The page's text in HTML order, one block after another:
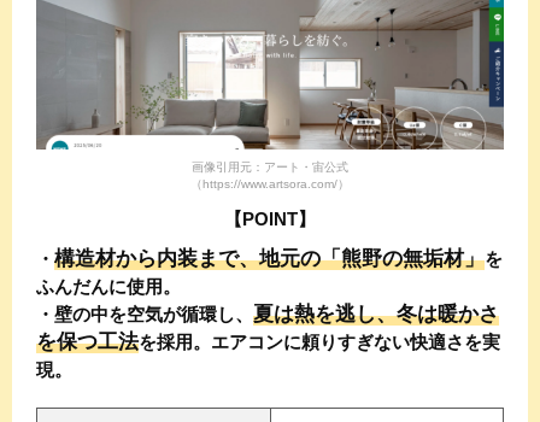
画像引用元：アート・宙公式
（https://www.artsora.com/）
【POINT】
・ 構造材から内装まで、地元の「熊野の無垢材」を
ふんだんに使用。
・壁の中を空気が循環し、 夏は熱を逃し、冬は暖かさ
を保つ工法を採用。エアコンに頼りすぎない快適さを実
現。